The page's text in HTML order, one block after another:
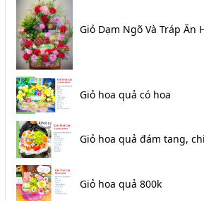
Giỏ Dạm Ngõ Và Tráp Ăn
Giỏ hoa quả có hoa
Giỏ hoa quả đám tang,
Giỏ hoa quả 800k